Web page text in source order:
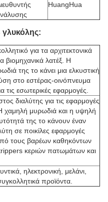
HuangHua
γλυκόλης:
για τα αρχιτεκτονικά
βιομηχανικά λατέξ. Η
της το κάνει μια ελκυστική
στο εστέρας-οινόπνευμα
τις εσωτερικές εφαρμογές.
διαλύτης για τις εφαρμογές
χαμηλή μυρωδιά και η υψηλή
της το κάνουν έναν
σε ποικίλες εφαρμογές
τους βαρέων καθηκόντων
κεριών πατωμάτων και
ηλεκτρονική, μελάνι,
προϊόντα.